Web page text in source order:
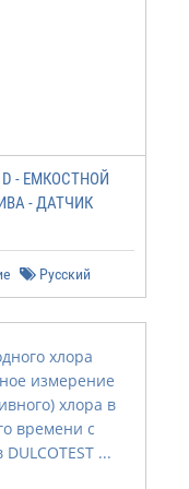
- ЕМКОСТНОЙ
- ДАТЧИК
Русский